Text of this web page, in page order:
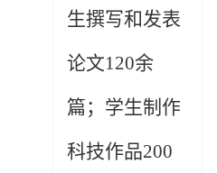
生撰写和发表
论文120余
篇；学生制作
科技作品200